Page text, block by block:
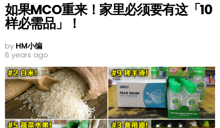
如果MCO重来！家里必须要有这「10
样必需品」！
by HM小编
6 years ago